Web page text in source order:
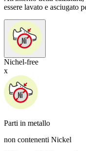
essere lavato e asciugato
Nichel-free
x
Parti in metallo
non contenenti Nickel